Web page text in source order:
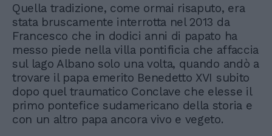
Quella tradizione, come ormai risaputo, era
stata bruscamente interrotta nel 2013 da
Francesco che in dodici anni di papato ha
messo piede nella villa pontificia che affaccia
sul lago Albano solo una volta, quando andò a
trovare il papa emerito Benedetto XVI subito
dopo quel traumatico Conclave che elesse il
primo pontefice sudamericano della storia e
con un altro papa ancora vivo e vegeto.